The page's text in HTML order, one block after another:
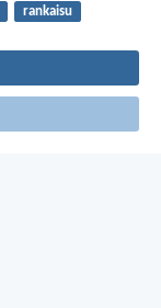
rankaisu